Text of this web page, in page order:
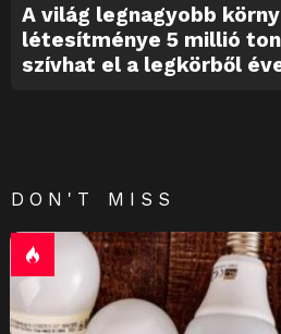
A világ legnagyobb
létesítménye 5 millió
szívhat el a legkörből
DON'T MISS